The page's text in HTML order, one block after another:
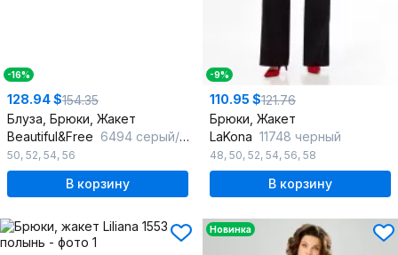
-16%
128.94 $154.35
Блуза, Брюки, Жакет
Beautiful&Free 6494 серый/полоска
50, 52, 54, 56
В корзину
-9%
110.95 $121.76
Брюки, Жакет
LaKona 11748 черный
48, 50, 52, 54, 56, 58
В корзину
Новинка